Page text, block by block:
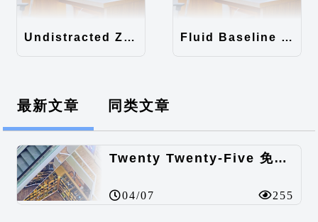
Undistracted Zen主题汉化包 Fluid Baseline Grid主题汉化包
最新文章 同类文章
Twenty Twenty-Five 免费的WordPress内容主题
04/07 255